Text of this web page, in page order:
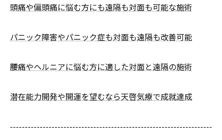
頭痛や偏頭痛に悩む方にも遠隔も対面も可能な施術
パニック障害やパニック症も対面も遠隔も改善可能
腰痛やヘルニアに悩む方に適した対面と遠隔の施術
潜在能力開発や開運を望むなら天啓気療で成就達成
--------------------------------------------------------------------